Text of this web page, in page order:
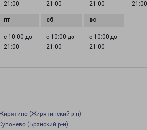
21:00
21:00
21:00
21:00
с 10:00 до
21:00
с 10:00 до
21:00
с 10:00 до
21:00
(Жирятинский р-н)
(Брянский р-н)